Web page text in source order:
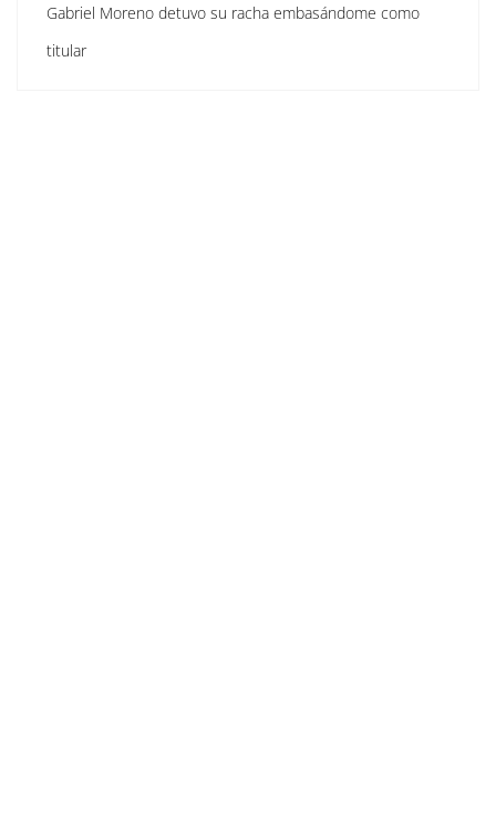
Gabriel Moreno detuvo su racha embasándome como
titular